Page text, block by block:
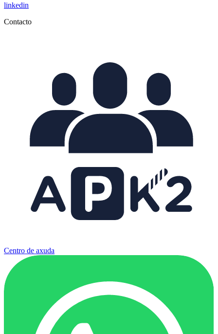
linkedin
Contacto
Centro de axuda